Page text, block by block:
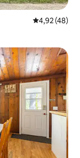
Note
4,92 (48)
aimés